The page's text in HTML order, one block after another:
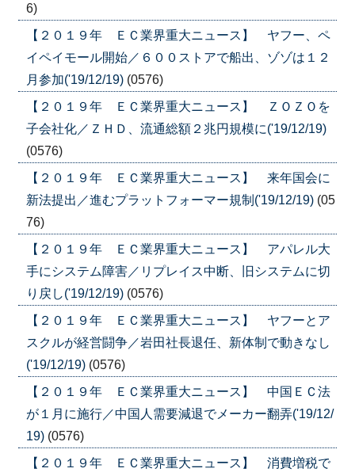
6)
【２０１９年 ＥＣ業界重大ニュース】 ヤフー、ペ
イペイモール開始／６００ストアで船出、ゾゾは１２
月参加('19/12/19) (0576)
【２０１９年 ＥＣ業界重大ニュース】 ＺＯＺＯを
子会社化／ＺＨＤ、流通総額２兆円規模に('19/12/19)
(0576)
【２０１９年 ＥＣ業界重大ニュース】 来年国会に
新法提出／進むプラットフォーマー規制('19/12/19) (05
76)
【２０１９年 ＥＣ業界重大ニュース】 アパレル大
手にシステム障害／リプレイス中断、旧システムに切
り戻し('19/12/19) (0576)
【２０１９年 ＥＣ業界重大ニュース】 ヤフーとア
スクルが経営闘争／岩田社長退任、新体制で動きなし
('19/12/19) (0576)
【２０１９年 ＥＣ業界重大ニュース】 中国ＥＣ法
が１月に施行／中国人需要減退でメーカー翻弄('19/12/
19) (0576)
【２０１９年 ＥＣ業界重大ニュース】 消費増税で